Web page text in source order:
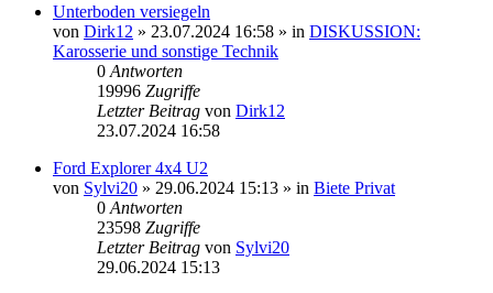
Unterboden versiegeln
von Dirk12 » 23.07.2024 16:58 » in DISKUSSION:
Karosserie und sonstige Technik
0 Antworten
19996 Zugriffe
Letzter Beitrag von Dirk12
23.07.2024 16:58
Ford Explorer 4x4 U2
von Sylvi20 » 29.06.2024 15:13 » in Biete Privat
0 Antworten
23598 Zugriffe
Letzter Beitrag von Sylvi20
29.06.2024 15:13